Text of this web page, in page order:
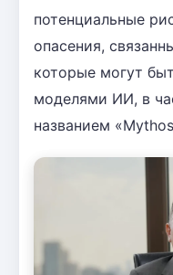
потенциальные
опасения,
которые могут
моделями ИИ, в
названием